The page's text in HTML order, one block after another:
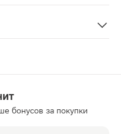
бонусов за покупки